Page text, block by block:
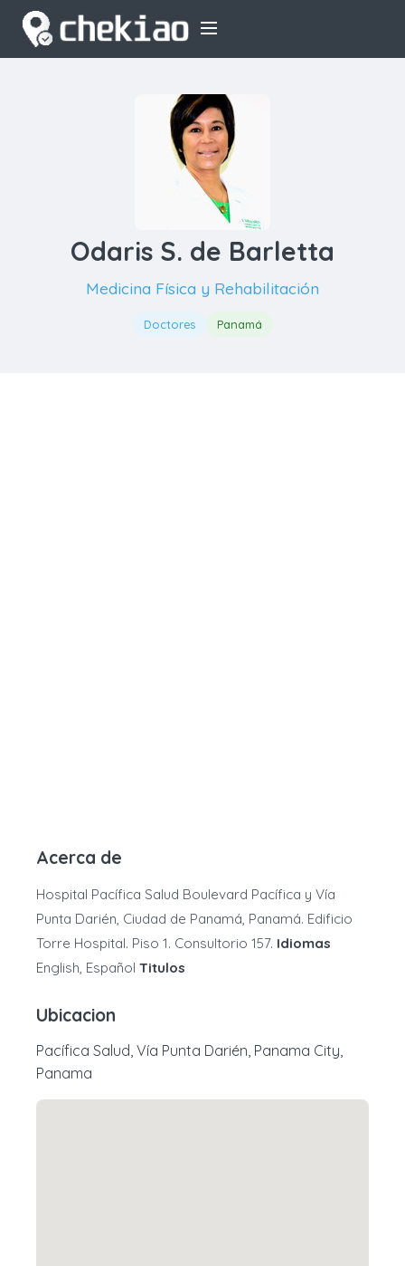
Odaris S. de Barletta
Medicina Física y Rehabilitación
Doctores Panamá
Acerca de
Hospital Pacífica Salud Boulevard Pacífica y Vía
Punta Darién, Ciudad de Panamá, Panamá. Edificio
Torre Hospital. Piso 1. Consultorio 157. Idiomas
English, Español Titulos
Ubicacion
Pacífica Salud, Vía Punta Darién, Panama City,
Panama